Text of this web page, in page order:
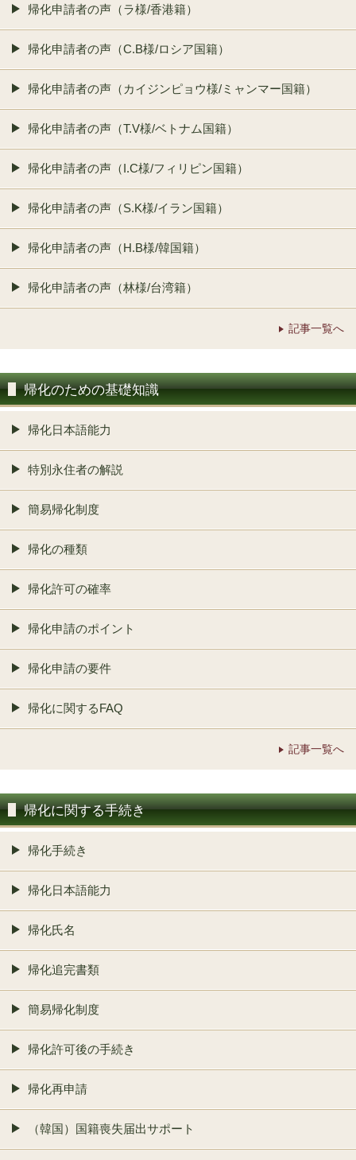
帰化申請者の声（ラ様/香港籍）
帰化申請者の声（C.B様/ロシア国籍）
帰化申請者の声（カイジンピョウ様/ミャンマー国籍）
帰化申請者の声（T.V様/ベトナム国籍）
帰化申請者の声（I.C様/フィリピン国籍）
帰化申請者の声（S.K様/イラン国籍）
帰化申請者の声（H.B様/韓国籍）
帰化申請者の声（林様/台湾籍）
記事一覧へ
帰化のための基礎知識
帰化日本語能力
特別永住者の解説
簡易帰化制度
帰化の種類
帰化許可の確率
帰化申請のポイント
帰化申請の要件
帰化に関するFAQ
記事一覧へ
帰化に関する手続き
帰化手続き
帰化日本語能力
帰化氏名
帰化追完書類
簡易帰化制度
帰化許可後の手続き
帰化再申請
（韓国）国籍喪失届出サポート